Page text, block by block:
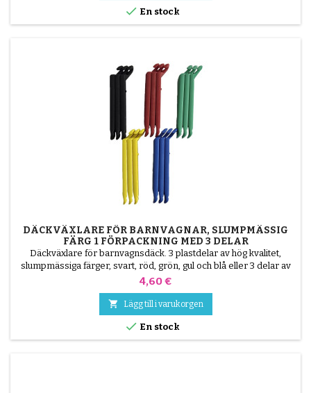
 En stock
DÄCKVÄXLARE FÖR BARNVAGNAR, SLUMPMÄSSIG
FÄRG 1 FÖRPACKNING MED 3 DELAR
Däckväxlare för barnvagnsdäck. 3 plastdelar av hög kvalitet,
slumpmässiga färger, svart, röd, grön, gul och blå eller 3 delar av
stål ( grå ) Däcket monteras för hand, utan verktyg, för att undvika
Pris
4,60 €
 Lägg till i varukorgen
 En stock